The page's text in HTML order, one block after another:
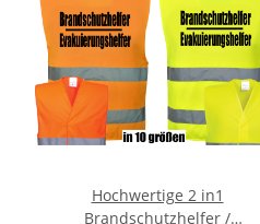
Hochwertige 2 in1
Brandschutzhelfer /